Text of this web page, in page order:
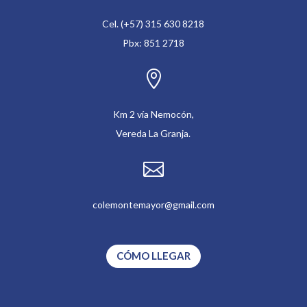
Cel. (+57) 315 630 8218
Pbx: 851 2718

Km 2 vía Nemocón,
Vereda La Granja.

colemontemayor@gmail.com
CÓMO LLEGAR